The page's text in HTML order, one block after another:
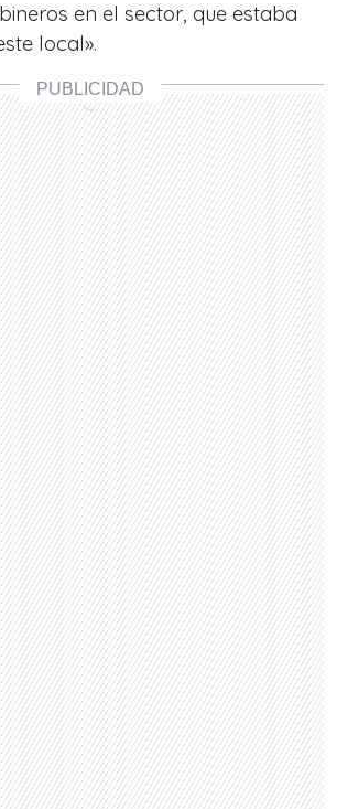
en el sector, que estaba
local».